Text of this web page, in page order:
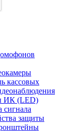
кассовых
ИК (LED)
сигнала
защиты